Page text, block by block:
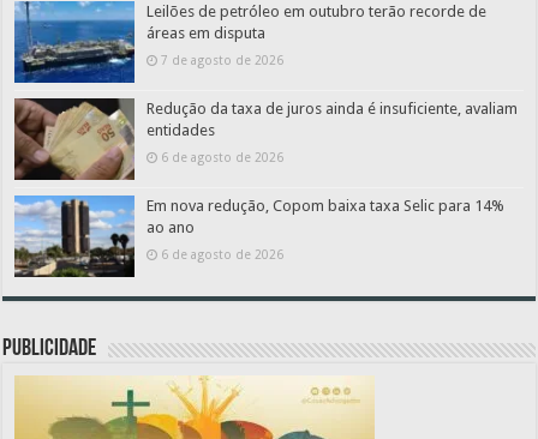
Leilões de petróleo em outubro terão recorde de
áreas em disputa
7 de agosto de 2026
Redução da taxa de juros ainda é insuficiente, avaliam
entidades
6 de agosto de 2026
Em nova redução, Copom baixa taxa Selic para 14%
ao ano
6 de agosto de 2026
PUBLICIDADE